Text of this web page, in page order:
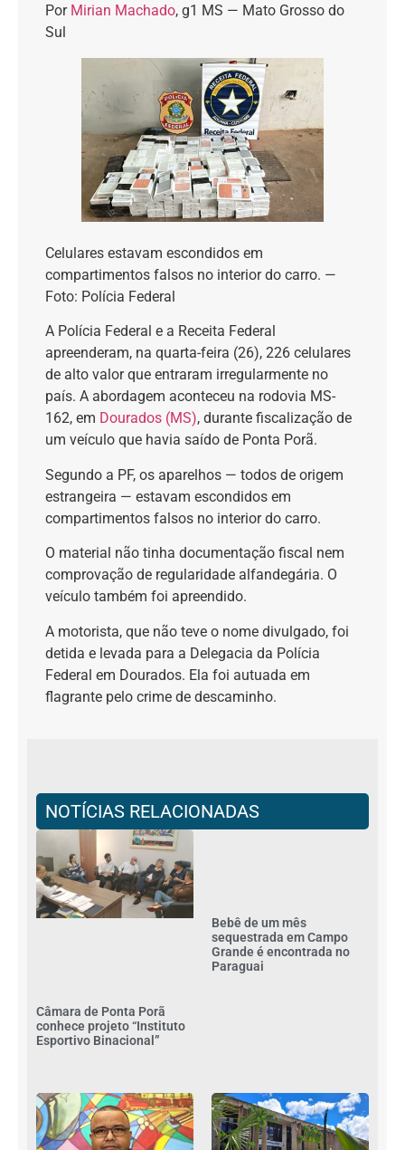
Por Mirian Machado, g1 MS — Mato Grosso do
Sul
Celulares estavam escondidos em
compartimentos falsos no interior do carro. —
Foto: Polícia Federal
A Polícia Federal e a Receita Federal
apreenderam, na quarta-feira (26), 226 celulares
de alto valor que entraram irregularmente no
país. A abordagem aconteceu na rodovia MS-
162, em Dourados (MS), durante fiscalização de
um veículo que havia saído de Ponta Porã.
Segundo a PF, os aparelhos — todos de origem
estrangeira — estavam escondidos em
compartimentos falsos no interior do carro.
O material não tinha documentação fiscal nem
comprovação de regularidade alfandegária. O
veículo também foi apreendido.
A motorista, que não teve o nome divulgado, foi
detida e levada para a Delegacia da Polícia
Federal em Dourados. Ela foi autuada em
flagrante pelo crime de descaminho.
NOTÍCIAS RELACIONADAS
Câmara de Ponta Porã
conhece projeto “Instituto
Esportivo Binacional”
Bebê de um mês
sequestrada em Campo
Grande é encontrada no
Paraguai